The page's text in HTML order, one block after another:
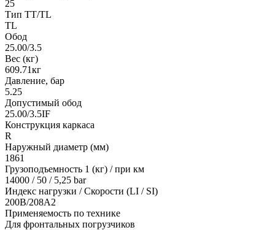
25
Тип TT/TL
TL
Обод
25.00/3.5
Вес (кг)
609.71кг
Давление, бар
5.25
Допустимый обод
25.00/3.5IF
Конструкция каркаса
R
Наружный диаметр (мм)
1861
Грузоподъемность 1 (кг) / при км
14000 / 50 / 5,25 bar
Индекс нагрузки / Скорости (LI / SI)
200B/208A2
Применяемость по технике
Для фронтальных погрузчиков